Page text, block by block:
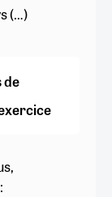
(…)
de